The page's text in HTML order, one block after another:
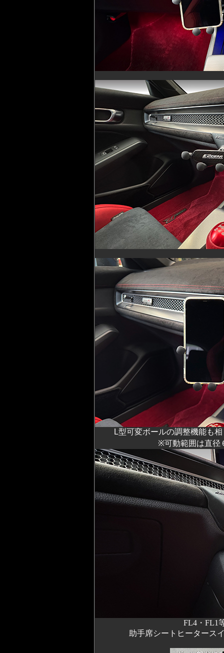
L型可変ボールの調整機能も
※可動範囲は直径
FL4・FL1
助手席シートヒータース